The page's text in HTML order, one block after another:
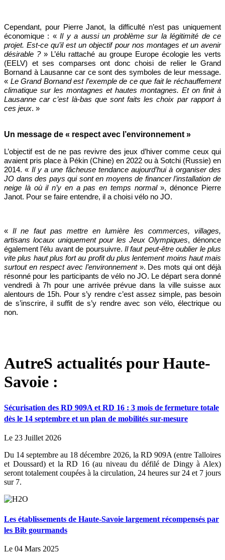
Cependant, pour Pierre Janot, la difficulté n’est pas uniquement
économique : «Il y a aussi un problème sur la légitimité de ce
projet. Est-ce qu’il est un objectif pour nos montages et un avenir
désirable ?» L’élu rattaché au groupe Europe écologie les verts
(EELV) et ses comparses ont donc choisi de relier le Grand
Bornand à Lausanne car ce sont des symboles de leur message.
« Le Grand Bornand est l’exemple de ce que fait le réchauffement
climatique sur les montagnes et hautes montagnes. Et on finit à
Lausanne car c’est là-bas que sont faits les choix par rapport à
ces jeux. »
Un message de « respect avec l’environnement »
L’objectif est de ne pas revivre des jeux d’hiver comme ceux qui
avaient pris place à Pékin (Chine) en 2022 ou à Sotchi (Russie) en
2014. « Il y a une fâcheuse tendance aujourd’hui à organiser des
JO dans des pays qui sont en moyens de financer l’installation de
neige là où il n’y en a pas en temps normal», dénonce Pierre
Janot. Pour se faire entendre, il a choisi vélo no JO.
«Il ne faut pas mettre en lumière les commerces, villages,
artisans locaux uniquement pour les Jeux Olympiques, dénonce
également l’élu avant de poursuivre. Il faut peut-être oublier le plus
vite plus haut plus fort au profit du plus lentement moins haut mais
surtout en respect avec l’environnement». Des mots qui ont déjà
résonné pour les participants de vélo no JO. Le départ sera donné
vendredi à 7h pour une arrivée prévue dans la ville suisse aux
alentours de 15h. Pour s’y rendre c’est assez simple, pas besoin
de s’inscrire, il suffit de s’y rendre avec son vélo, électrique ou
non.
AutreS actualités pour Haute-
Savoie :
Sécurisation des RD 909A et RD 16 : 3 mois de fermeture totale
dès le 14 septembre et un plan de mobilités sur-mesure
Le 23 Juillet 2026
Du 14 septembre au 18 décembre 2026, la RD 909A (entre Talloires
et Doussard) et la RD 16 (au niveau du défilé de Dingy à Alex)
seront totalement coupées à la circulation, 24 heures sur 24 et 7 jours
sur 7.
Les établissements de Haute-Savoie largement récompensés par
les Bib gourmands
Le 04 Mars 2025